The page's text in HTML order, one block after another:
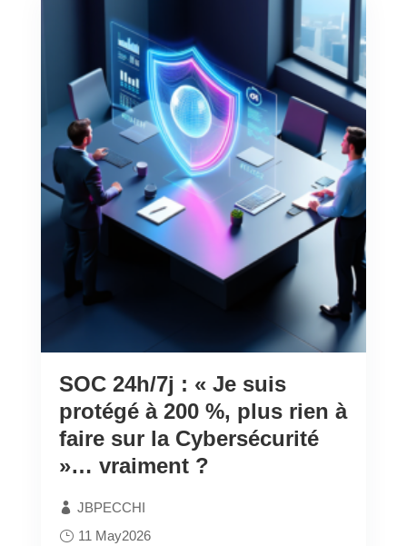
SOC 24h/7j : « Je suis
protégé à 200 %, plus rien à
faire sur la Cybersécurité
»… vraiment ?
JBPECCHI
11 May2026